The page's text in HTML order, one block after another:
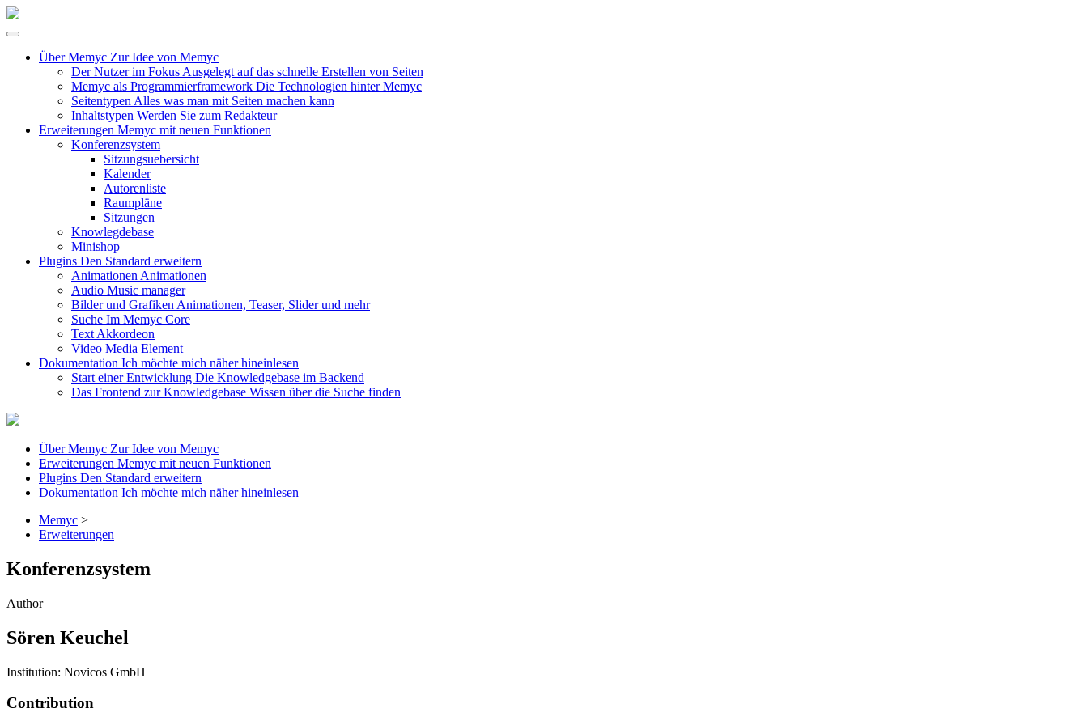
Über Memyc Zur Idee von Memyc
Der Nutzer im Fokus Ausgelegt auf das schnelle Erstellen von Seiten
Memyc als Programmierframework Die Technologien hinter Memyc
Seitentypen Alles was man mit Seiten machen kann
Inhaltstypen Werden Sie zum Redakteur
Erweiterungen Memyc mit neuen Funktionen
Konferenzsystem
Sitzungsuebersicht
Kalender
Autorenliste
Raumpläne
Sitzungen
Knowlegdebase
Minishop
Plugins Den Standard erweitern
Animationen Animationen
Audio Music manager
Bilder und Grafiken Animationen, Teaser, Slider und mehr
Suche Im Memyc Core
Text Akkordeon
Video Media Element
Dokumentation Ich möchte mich näher hineinlesen
Start einer Entwicklung Die Knowledgebase im Backend
Das Frontend zur Knowledgebase Wissen über die Suche finden
Über Memyc Zur Idee von Memyc
Erweiterungen Memyc mit neuen Funktionen
Plugins Den Standard erweitern
Dokumentation Ich möchte mich näher hineinlesen
Memyc >
Erweiterungen
Konferenzsystem
Author
Sören Keuchel
Institution: Novicos GmbH
Contribution